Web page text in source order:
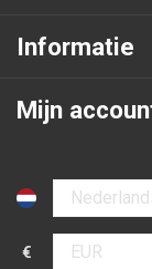
Informatie
Mijn
Selecteer taal
€
Selecteer valuta